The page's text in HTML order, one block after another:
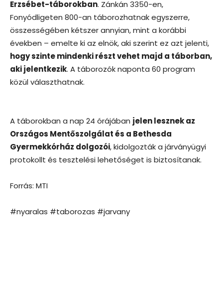
Erzsébet-táborokban. Zánkán 3350-en,
Fonyódligeten 800-an táborozhatnak egyszerre,
összességében kétszer annyian, mint a korábbi
években – emelte ki az elnök, aki szerint ez azt jelenti,
hogy szinte mindenki részt vehet majd a táborban,
aki jelentkezik. A táborozók naponta 60 program
közül választhatnak.
A táborokban a nap 24 órájában jelen lesznek az
Országos Mentőszolgálat és a Bethesda
Gyermekkórház dolgozói, kidolgozták a járványügyi
protokollt és tesztelési lehetőséget is biztosítanak.
Forrás: MTI
#nyaralas #taborozas #jarvany